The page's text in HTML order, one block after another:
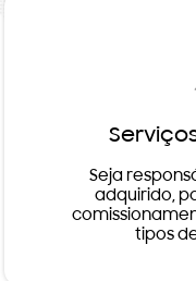
Seja
adquirido,
tipos